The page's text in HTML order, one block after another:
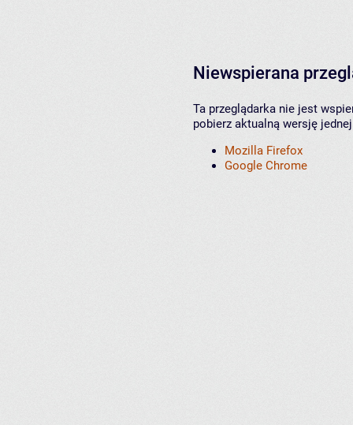
Niewspierana
Ta przeglądarka nie jest
pobierz aktualną wersję
Mozilla Firefox
Google Chrome